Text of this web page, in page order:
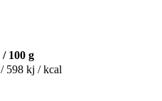
/ 100 g
598 kj / kcal